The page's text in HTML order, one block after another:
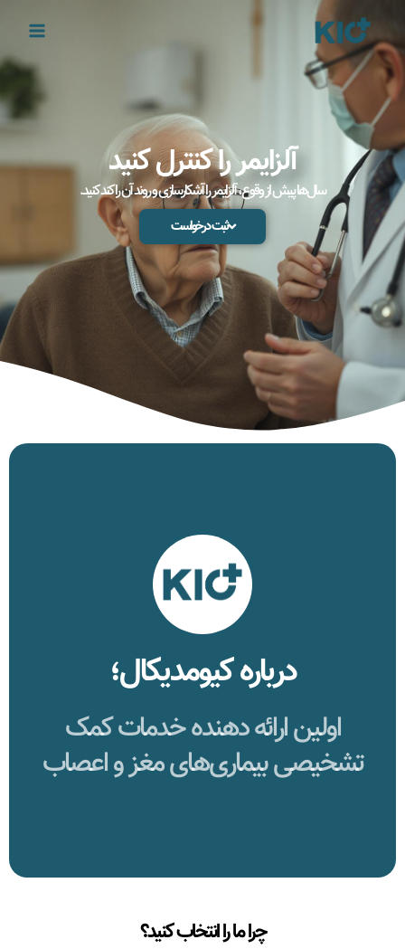
محتوا
آلزایمر را کنترل کنید
سا‌ل‌ها پیش از وقوع، آلزایمر را آشکارسازی و روند آن را کند کنید.
ثبت درخواست
درباره کیومدیکال؛
اولین ارائه دهنده خدمات کمک
تشخیصی بیماری‌های مغز و اعصاب
کیومدیکال با تکیه بر تحقیقات پیشرفته، ابزارهای کمک تشخیصی
نوینی را برای کمک به پزشکان و بیماران توسعه می‌دهد.
بیشتر بدانید
چرا ما را انتخاب کنید؟